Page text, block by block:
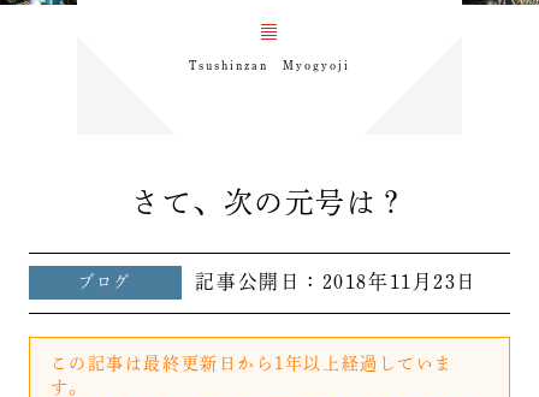
Tsushinzan Myogyoji
さて、次の元号は？
ブログ 記事公開日： 2018年11月23日
この記事は最終更新日から1年以上経過していま
す。